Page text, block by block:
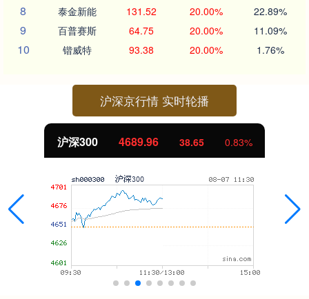
8 泰金新能 131.52 20.00% 22.89%
9 百普赛斯 64.75 20.00% 11.09%
10 锴威特 93.38 20.00% 1.76%
沪深京行情 实时轮播
沪深300 4689.96 38.65 0.83%